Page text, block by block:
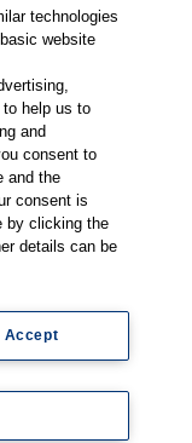
Publishers）版权
technologies
website
help us to
and
consent to
and the
consent is
by clicking the
details can be
Accept